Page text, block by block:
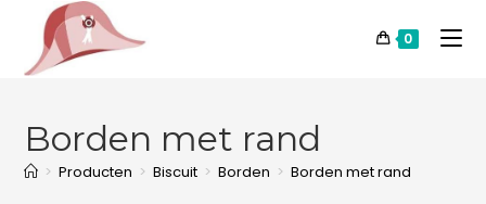
0
Borden met rand
> Producten > Biscuit > Borden > Borden met rand